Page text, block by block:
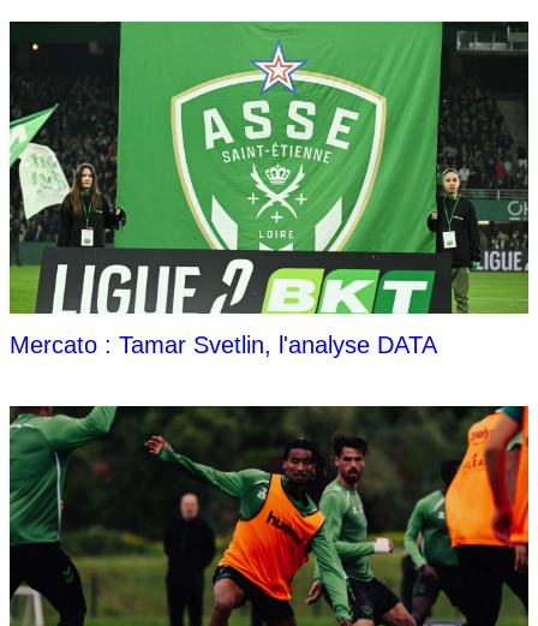
Mercato : Tamar Svetlin, l'analyse DATA